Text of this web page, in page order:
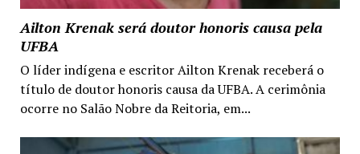
Ailton Krenak será doutor honoris causa pela
UFBA
O líder indígena e escritor Ailton Krenak receberá o
título de doutor honoris causa da UFBA. A cerimônia
ocorre no Salão Nobre da Reitoria, em...